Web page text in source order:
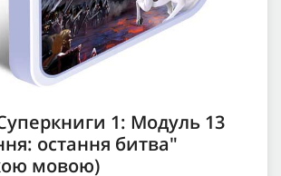
1: Модуль 13
остання битва"
мовою)